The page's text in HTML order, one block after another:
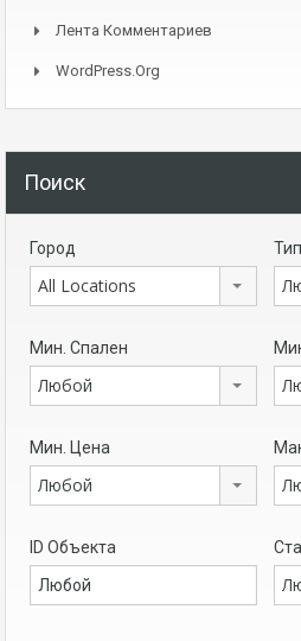
Лента Комментариев
WordPress.org
Поиск
Город
All Locations
Мин. Спален
Любой
Мин. Цена
Любой
ID Объекта